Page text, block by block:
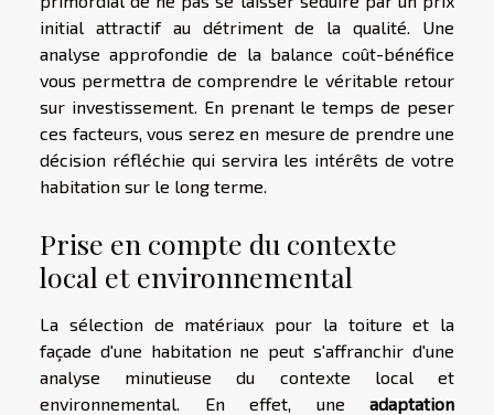
initial attractif au détriment de la qualité. Une
analyse approfondie de la balance coût-bénéfice
vous permettra de comprendre le véritable retour
sur investissement. En prenant le temps de peser
ces facteurs, vous serez en mesure de prendre une
décision réfléchie qui servira les intérêts de votre
habitation sur le long terme.
Prise en compte du contexte
local et environnemental
La sélection de matériaux pour la toiture et la
façade d'une habitation ne peut s'affranchir d'une
analyse minutieuse du contexte local et
environnemental. En effet, une adaptation